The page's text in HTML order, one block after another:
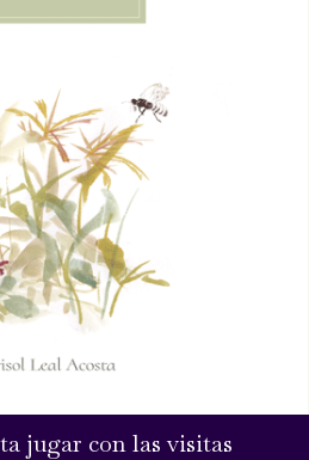
jugar con las visitas